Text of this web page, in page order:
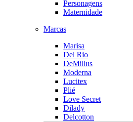
Personagens
Maternidade
Marcas
Marisa
Del Rio
DeMillus
Moderna
Lucitex
Plié
Love Secret
Dilady
Delcotton